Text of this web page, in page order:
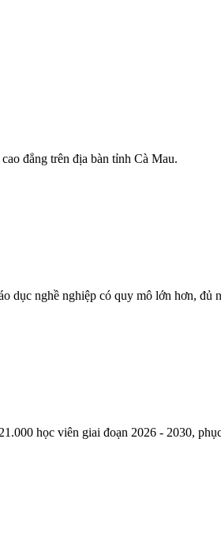
đẳng trên địa bàn tỉnh Cà Mau.
dục nghề nghiệp có quy mô lớn hơn, đủ
học viên giai đoạn 2026 - 2030,